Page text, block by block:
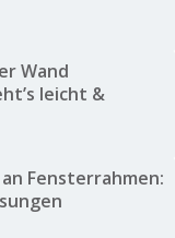
Wand
leicht &
Fensterrahmen: